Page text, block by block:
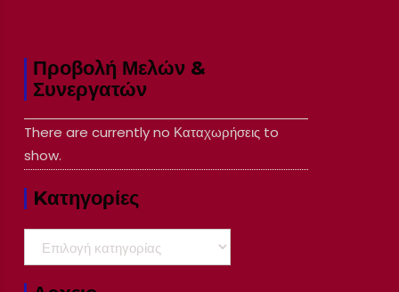
Προβολή Μελών &
Συνεργατών
There are currently no Καταχωρήσεις to
show.
Kατηγορίες
Kατηγορίες